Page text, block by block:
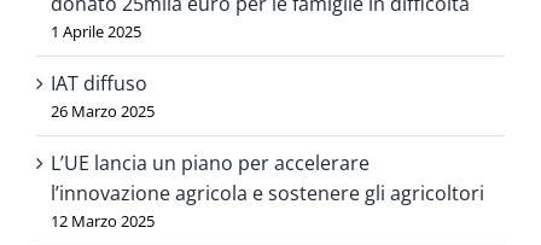
1 Aprile 2025
IAT diffuso
26 Marzo 2025
L’UE lancia un piano per accelerare
l’innovazione agricola e sostenere gli agricoltori
12 Marzo 2025